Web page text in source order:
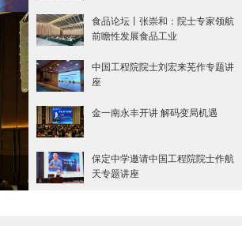
食品论坛丨张崇和：院士专家领航
前瞻性发展食品工业
中国工程院院士刘宏来芜作专题讲
座
金一南永丰开讲 解码变局机遇
保定中学邀请中国工程院院士作航
天专题讲座